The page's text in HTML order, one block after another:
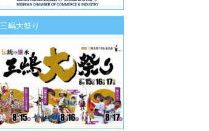
三嶋大祭り